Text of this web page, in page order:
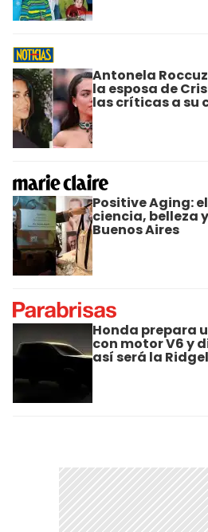
Antonela
la esposa de
las críticas a su
Positive Aging:
ciencia, belleza
Buenos Aires
Honda prepara
con motor V6 y
así será la